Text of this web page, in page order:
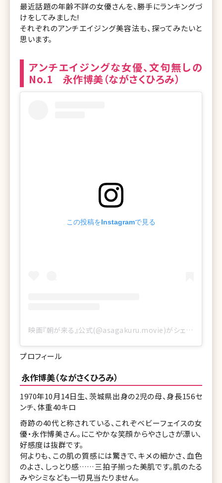
最近話題の年齢不詳の女優さんを、勝手にランキングづ
けをしてみました!
それぞれのアンチエイジング美容法も、探ってみたいと
思います。
アンチエイジングな女優、文句無しの
No.1 永作博美（ながさくひろみ）
この投稿をInstagramで見る
映画『朝が来る』公式(@asagakuru.movie)がシェアした投稿
プロフィール
永作博美（ながさくひろみ）
1970年10月14日生、茨城県出身の2児の母、身長156セ
ンチ、体重40キロ
奇跡の40代と称されている、これぞベビーフェイスの女
優・永作博美さん。にこやかな笑顔からやさしさが漂い、
好感度は抜群です。
何よりも、この肌の質感には驚きで、キメの細かさ、血色
のよさ、しっとり感……三拍子揃った美肌です。肌のたる
みやシミなども一切見当たりません。